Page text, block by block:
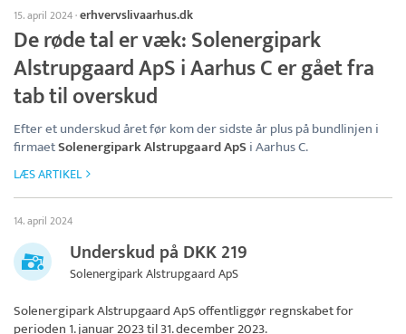
15. april 2024·erhvervslivaarhus.dk
De røde tal er væk: Solenergipark
Alstrupgaard ApS i Aarhus C er gået fra
tab til overskud
Efter et underskud året før kom der sidste år plus på bundlinjen i
firmaetSolenergipark Alstrupgaard ApSi Aarhus C.
LÆS ARTIKEL
14. april 2024
Underskud på DKK 219
Solenergipark Alstrupgaard ApS
Solenergipark Alstrupgaard ApSoffentliggør regnskabet for
perioden 1. januar 2023 til 31. december 2023.